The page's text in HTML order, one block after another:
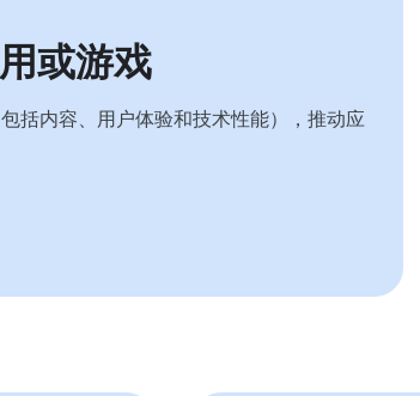
或游戏
括内容、用户体验和技术性能），推动应